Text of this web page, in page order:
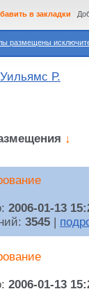
размещены
в закладки
Р.
↓
2006-01-13
3545
2006-01-13